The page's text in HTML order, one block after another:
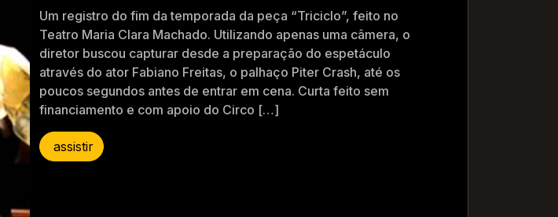
Um registro do fim da temporada da peça “Triciclo”, feito no
Teatro Maria Clara Machado. Utilizando apenas uma câmera, o
diretor buscou capturar desde a preparação do espetáculo
através do ator Fabiano Freitas, o palhaço Piter Crash, até os
poucos segundos antes de entrar em cena. Curta feito sem
financiamento e com apoio do Circo […]
assistir